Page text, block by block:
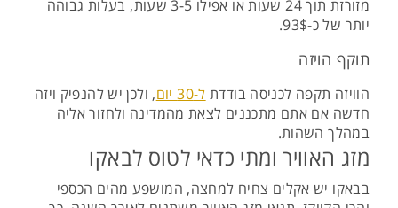
מזורזת תוך 24 שעות או אפילו 3-5 שעות, בעלות גבוהה
יותר של כ-93$​.
תוקף הויזה
הוויזה תקפה לכניסה בודדת ל-30 יום
, ולכן יש להנפיק ויזה
חדשה אם אתם מתכננים לצאת מהמדינה ולחזור אליה
במהלך השהות.
מזג האוויר ומתי כדאי לטוס לבאקו
בבאקו יש אקלים צחיח למחצה, המושפע מהים הכספי